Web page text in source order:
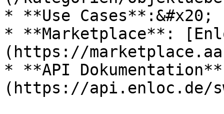
* **Use Cases**:&#x20;
* **Marketplace**:
(https://
* **API
(https://api.enloc.de/